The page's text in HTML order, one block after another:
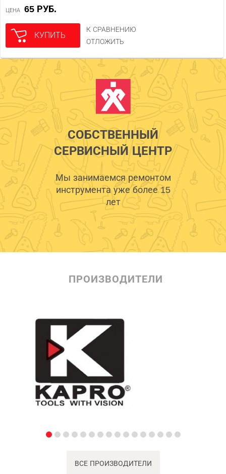
ЦЕНА 65 РУБ.
КУПИТЬ
К СРАВНЕНИЮ
ОТЛОЖИТЬ
СОБСТВЕННЫЙ
СЕРВИСНЫЙ ЦЕНТР
Мы занимаемся ремонтом
инструмента уже более 15
лет
ПРОИЗВОДИТЕЛИ
ВСЕ ПРОИЗВОДИТЕЛИ